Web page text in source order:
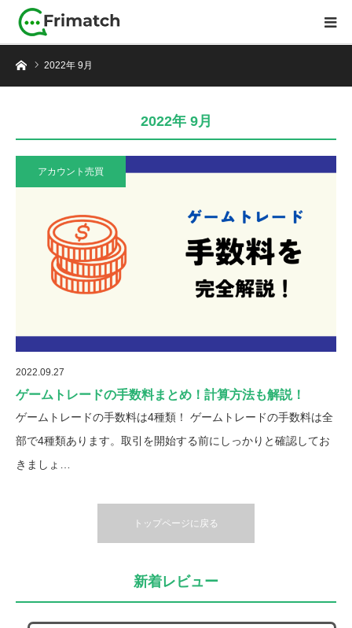
ホーム2022年 9月
2022年 9月
アカウント売買
2022.09.27
ゲームトレードの手数料まとめ！計算方法も解説！
ゲームトレードの手数料は4種類！ ゲームトレードの手数料は全
部で4種類あります。取引を開始する前にしっかりと確認してお
きましょ…
トップページに戻る
新着レビュー